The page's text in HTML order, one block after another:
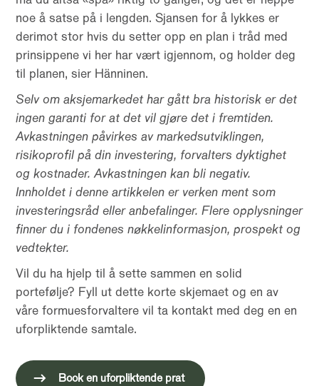
noe å satse på i lengden. Sjansen for å lykkes er
derimot stor hvis du setter opp en plan i tråd med
prinsippene vi her har vært igjennom, og holder deg
til planen, sier Hänninen.
Selv om aksjemarkedet har gått bra historisk er det
ingen garanti for at det vil gjøre det i fremtiden.
Avkastningen påvirkes av markedsutviklingen,
risikoprofil på din investering, forvalters dyktighet
og kostnader. Avkastningen kan bli negativ.
Innholdet i denne artikkelen er verken ment som
investeringsråd eller anbefalinger. Flere opplysninger
finner du i fondenes nøkkelinformasjon, prospekt og
vedtekter.
Vil du ha hjelp til å sette sammen en solid
portefølje? Fyll ut dette korte skjemaet og en av
våre formuesforvaltere vil ta kontakt med deg en en
uforpliktende samtale.
Book en uforpliktende prat